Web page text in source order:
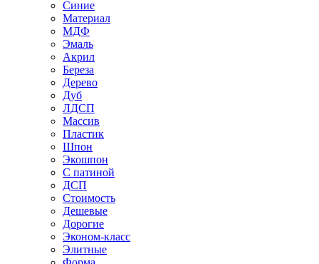
Синие
Материал
МДФ
Эмаль
Акрил
Береза
Дерево
Дуб
ЛДСП
Массив
Пластик
Шпон
Экошпон
С патиной
ДСП
Стоимость
Дешевые
Дорогие
Эконом-класс
Элитные